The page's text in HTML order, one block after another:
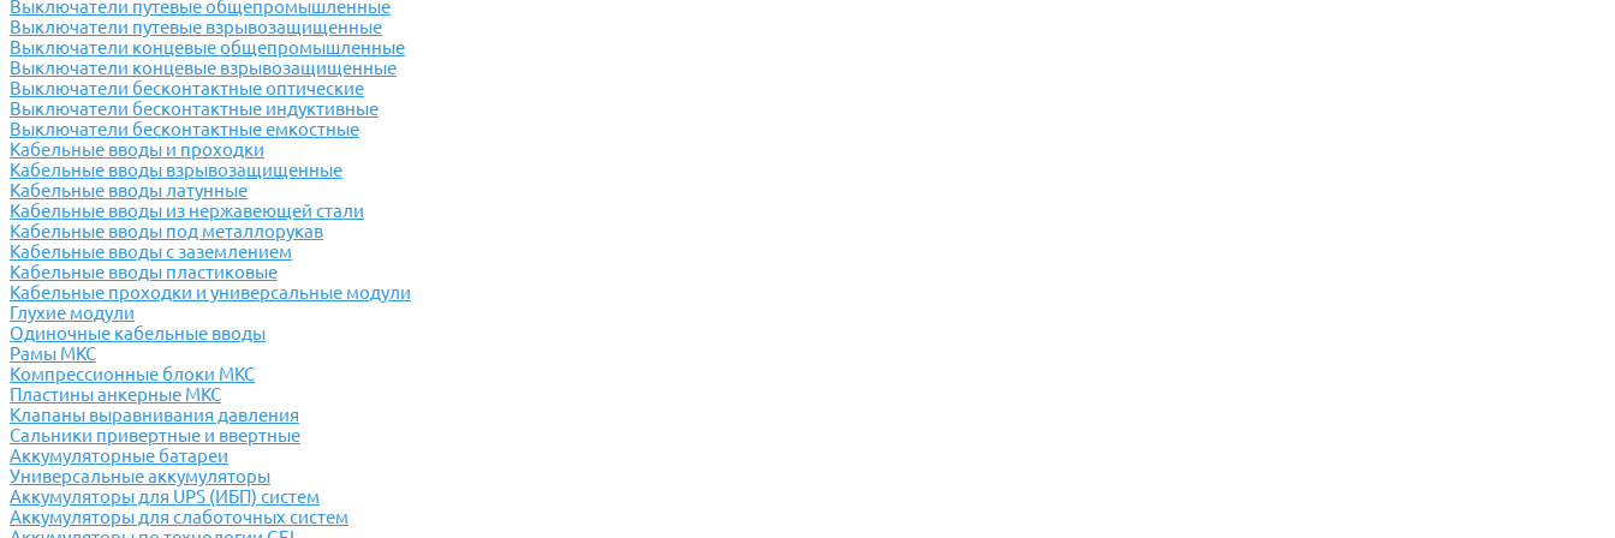
Выключатели путевые общепромышленные
Выключатели путевые взрывозащищенные
Выключатели концевые общепромышленные
Выключатели концевые взрывозащищенные
Выключатели бесконтактные оптические
Выключатели бесконтактные индуктивные
Выключатели бесконтактные емкостные
Кабельные вводы и проходки
Кабельные вводы взрывозащищенные
Кабельные вводы латунные
Кабельные вводы из нержавеющей стали
Кабельные вводы под металлорукав
Кабельные вводы с заземлением
Кабельные вводы пластиковые
Кабельные проходки и универсальные модули
Глухие модули
Одиночные кабельные вводы
Рамы МКС
Компрессионные блоки МКС
Пластины анкерные МКС
Клапаны выравнивания давления
Сальники привертные и ввертные
Аккумуляторные батареи
Универсальные аккумуляторы
Аккумуляторы для UPS (ИБП) систем
Аккумуляторы для слаботочных систем